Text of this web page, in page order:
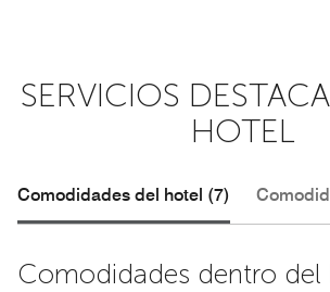
SERVICIOS
HOTEL
Comodidades del hotel (7)
Comodidades dentro del